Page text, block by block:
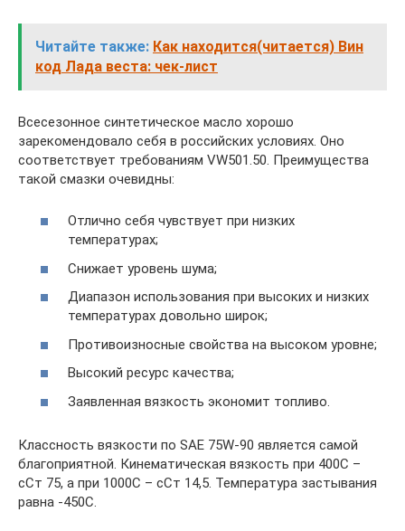
Читайте также: Как находится(читается) Вин
код Лада веста: чек-лист
Всесезонное синтетическое масло хорошо
зарекомендовало себя в российских условиях. Оно
соответствует требованиям VW501.50. Преимущества
такой смазки очевидны:
Отлично себя чувствует при низких
температурах;
Снижает уровень шума;
Диапазон использования при высоких и низких
температурах довольно широк;
Противоизносные свойства на высоком уровне;
Высокий ресурс качества;
Заявленная вязкость экономит топливо.
Классность вязкости по SAE 75W-90 является самой
благоприятной. Кинематическая вязкость при 400С –
сСт 75, а при 1000С – сСт 14,5. Температура застывания
равна -450С.